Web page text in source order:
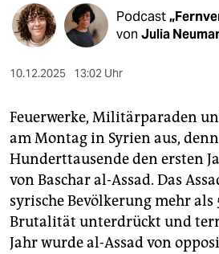
Podcast
von Julia
10.12.2025 13:02 Uhr
Feuerwerke, Militärparaden
am Montag in Syrien aus,
Hunderttausende den ersten
von Baschar al-Assad. Das
syrische Bevölkerung mehr
Brutalität unterdrückt und
Jahr wurde al-Assad von